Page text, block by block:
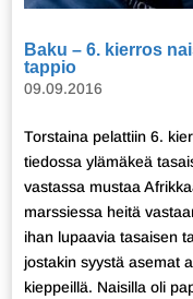
Baku – 6. kierros
tappio
09.09.2016
Torstaina pelattiin 6.
tiedossa ylämäkeä
vastassa mustaa
marssiessa heitä
ihan lupaavia tasaisen
jostakin syystä asemat
kieppeillä. Naisilla oli